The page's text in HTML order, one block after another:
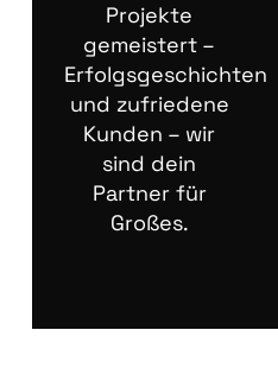
Projekte
gemeistert –
Erfolgsgeschichten
und zufriedene
Kunden – wir
sind dein
Partner für
Großes.